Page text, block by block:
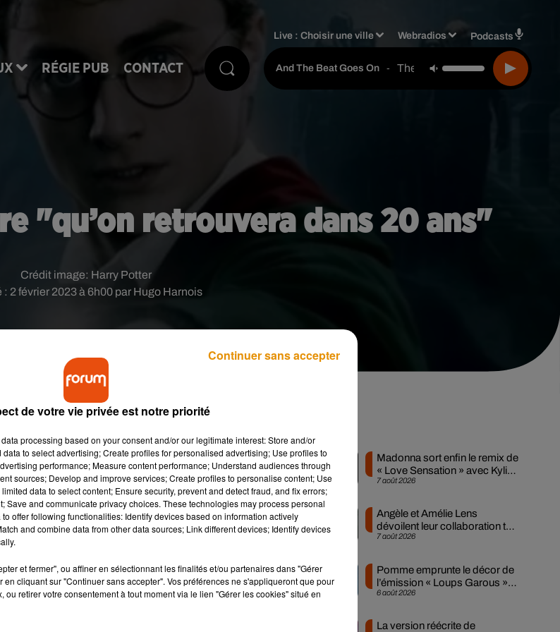
RÉGIE PUB CONTACT
Live :Choisir une ville Webradios Podcasts
And The Beat Goes On - The Whispers
"qu’on retrouvera dans 20 ans"
: 2 février 2023 à 6h00 par Hugo Harnois
Crédit image: Harry Potter
5 février le 25e anniversaire du
animations.
tome, de nombreux fans du jeune sorcier vont se
.
l’événement est un franc succès chaque année :
fédère assez facilement, malgré le fait que Harry
».
7 août 2026
Madonna sort enfin le remix de
« Love Sensation » avec Kylie
Minogue
7 août 2026
Angèle et Amélie Lens
dévoilent leur collaboration tant
attendue
6 août 2026
Pomme emprunte le décor de
l’émission « Loups Garous »
pour son...
La version réécrite de
de votre vie privée est notre priorité
processing based on your consent and/or our legitimate interest: Store and/or
to select advertising; Create profiles for personalised advertising; Use profiles to
performance; Measure content performance; Understand audiences through
sources; Develop and improve services; Create profiles to personalise content; Use
data to select content; Ensure security, prevent and detect fraud, and fix errors;
Save and communicate privacy choices. These technologies may process personal
offer following functionalities: Identify devices based on information actively
and combine data from other data sources; Link different devices; Identify devices
et fermer", ou affiner en sélectionnant les finalités et/ou partenaires dans "Gérer
cliquant sur "Continuer sans accepter". Vos préférences ne s'appliqueront que pour
ou retirer votre consentement à tout moment via le lien "Gérer les cookies" situé en
Continuer sans accepter